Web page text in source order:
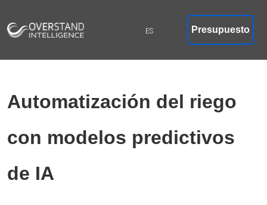
Presupuesto
Automatización del riego
con modelos predictivos
de IA